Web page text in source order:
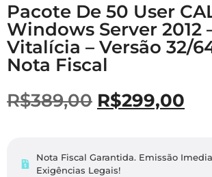
Pacote De 50 User
Windows Server 2012
Vitalícia – Versão 32/
Nota Fiscal
R$389,00 R$299,00
Nota Fiscal Garantida. Emissão
Exigências Legais​!